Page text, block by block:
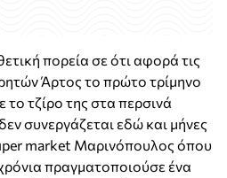
πορεία σε ότι αφορά τις
Άρτος το πρώτο τρίμηνο
το τζίρο της στα περσινά
συνεργάζεται εδώ και μήνες
market Μαρινόπουλος όπου
πραγματοποιούσε ένα